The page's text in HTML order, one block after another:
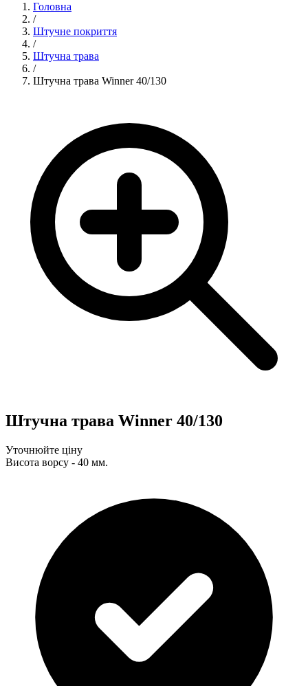
Головна
/
Штучне покриття
/
Штучна трава
/
Штучна трава Winner 40/130
Штучна трава Winner 40/130
Уточнюйте ціну
Висота ворсу - 40 мм.